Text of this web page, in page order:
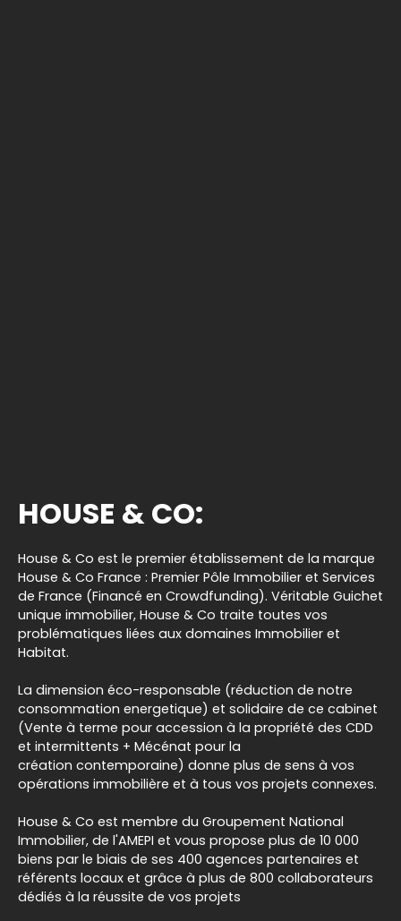
HOUSE & CO:
House & Co est le premier établissement de la marque
House & Co France : Premier Pôle Immobilier et Services
de France (Financé en Crowdfunding). Véritable Guichet
unique immobilier, House & Co traite toutes vos
problématiques liées aux domaines Immobilier et
Habitat.
La dimension éco-responsable (réduction de notre
consommation energetique) et solidaire de ce cabinet
(Vente à terme pour accession à la propriété des CDD
et intermittents + Mécénat pour la
création contemporaine) donne plus de sens à vos
opérations immobilière et à tous vos projets connexes.
House & Co est membre du Groupement National
Immobilier, de l'AMEPI et vous propose plus de 10 000
biens par le biais de ses 400 agences partenaires et
référents locaux et grâce à plus de 800 collaborateurs
dédiés à la réussite de vos projets